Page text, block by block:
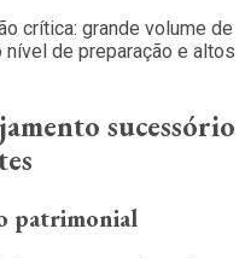
crítica: grande volume de
de preparação e altos
sucessório
patrimonial